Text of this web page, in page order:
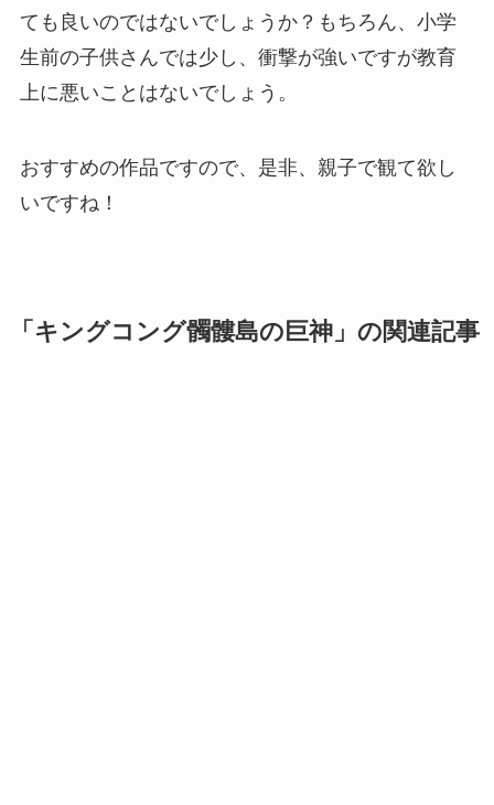
ても良いのではないでしょうか？もちろん、小学
生前の子供さんでは少し、衝撃が強いですが教育
上に悪いことはないでしょう。
おすすめの作品ですので、是非、親子で観て欲し
いですね！
「キングコング髑髏島の巨神」の関連記事